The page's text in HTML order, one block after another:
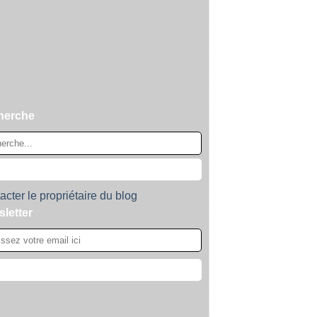
le propriétaire du blog